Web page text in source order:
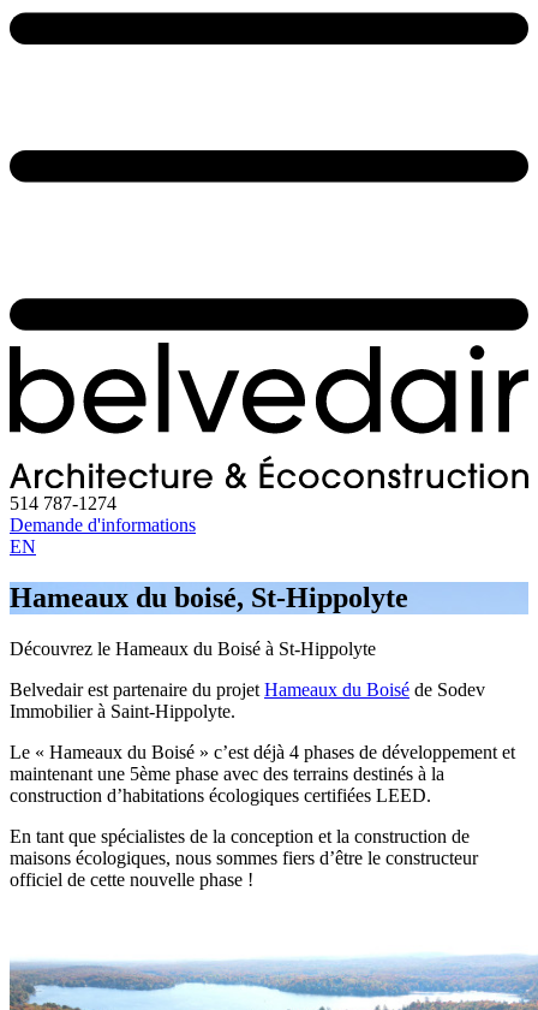
514 787-1274
Demande d'informations
EN
Hameaux du boisé, St-Hippolyte
Découvrez le Hameaux du Boisé à St-Hippolyte
Belvedair est partenaire du projet Hameaux du Boisé de Sodev
Immobilier à Saint-Hippolyte.
Le « Hameaux du Boisé » c’est déjà 4 phases de développement et
maintenant une 5ème phase avec des terrains destinés à la
construction d’habitations écologiques certifiées LEED.
En tant que spécialistes de la conception et la construction de
maisons écologiques, nous sommes fiers d’être le constructeur
officiel de cette nouvelle phase !